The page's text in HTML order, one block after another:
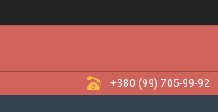
+380 (99) 705-99-92